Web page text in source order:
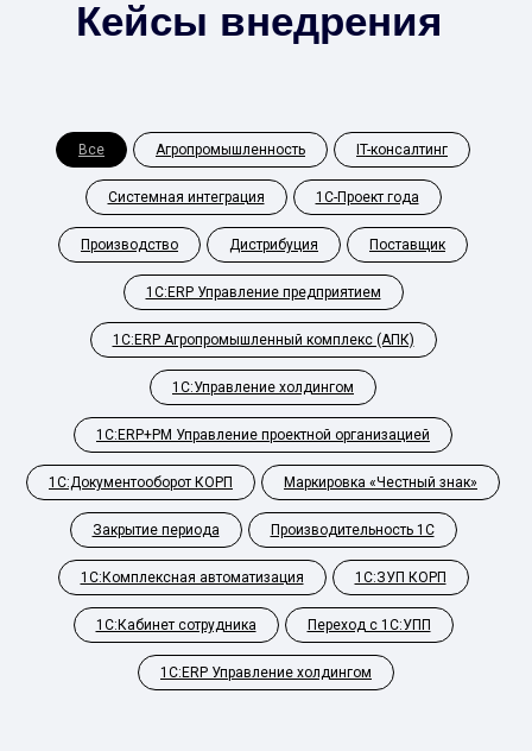
Кейсы внедрения
Все Агропромышленность IT-консалтинг
Системная интеграция 1С-Проект года
Производство Дистрибуция Поставщик
1С:ERP Управление предприятием
1С:ERP Агропромышленный комплекс (АПК)
1С:Управление холдингом
1С:ERP+PM Управление проектной организацией
1С:Документооборот КОРП Маркировка «Честный знак»
Закрытие периода Производительность 1С
1С:Комплексная автоматизация 1С:ЗУП КОРП
1С:Кабинет сотрудника Переход с 1С:УПП
1С:ERP Управление холдингом